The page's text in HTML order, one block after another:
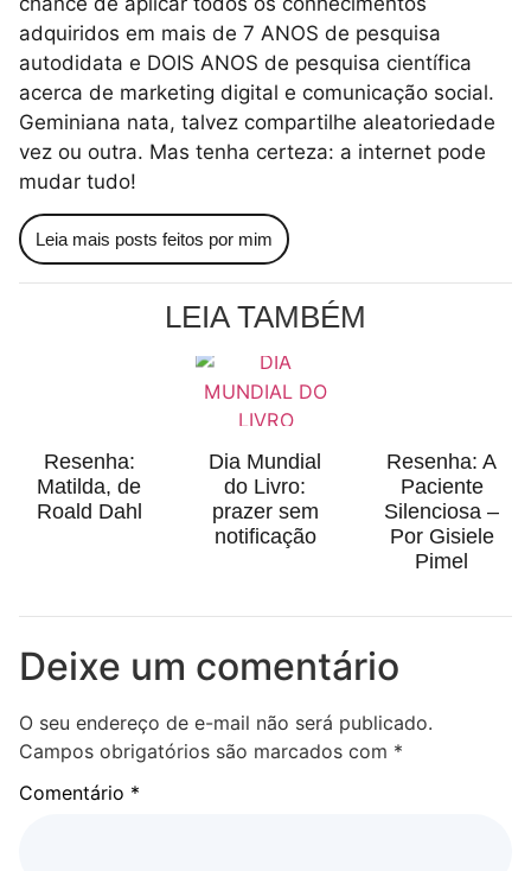
adquiridos em mais de 7 ANOS de pesquisa
autodidata e DOIS ANOS de pesquisa científica
acerca de marketing digital e comunicação social.
Geminiana nata, talvez compartilhe aleatoriedade
vez ou outra. Mas tenha certeza: a internet pode
mudar tudo!
Leia mais posts feitos por mim
LEIA TAMBÉM
Resenha:
Matilda, de
Roald Dahl
Dia Mundial
do Livro:
prazer sem
notificação
Resenha: A
Paciente
Silenciosa –
Por Gisiele
Pimel
Deixe um comentário
O seu endereço de e-mail não será publicado.
Campos obrigatórios são marcados com *
Comentário *